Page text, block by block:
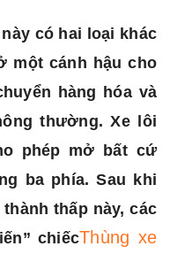
có hai loại khác
một cánh hậu cho
hàng hóa và
thường. Xe lôi
phép mở bất cứ
ba phía. Sau khi
thấp này, các
chiếcThùng xe